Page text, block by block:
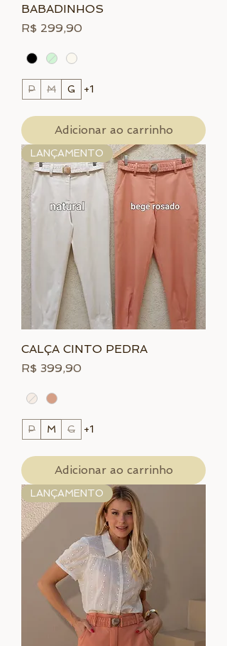
BABADINHOS
Preço
R$ 299,90
P M G +1
Adicionar ao carrinho
LANÇAMENTO
CALÇA CINTO PEDRA
Preço
R$ 399,90
P M G +1
Adicionar ao carrinho
LANÇAMENTO